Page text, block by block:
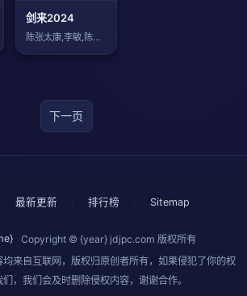
剑来2024
陈张太康,李敏,陈浩,云惟一,徐宇隆,惠
下一页
最新更新 排行榜 Sitemap
Copyright © {year} jdjpc.com 版权所有
来自互联网，版权归原创者所有，如果侵犯了你的权
，我们会及时删除侵权内容，谢谢合作。